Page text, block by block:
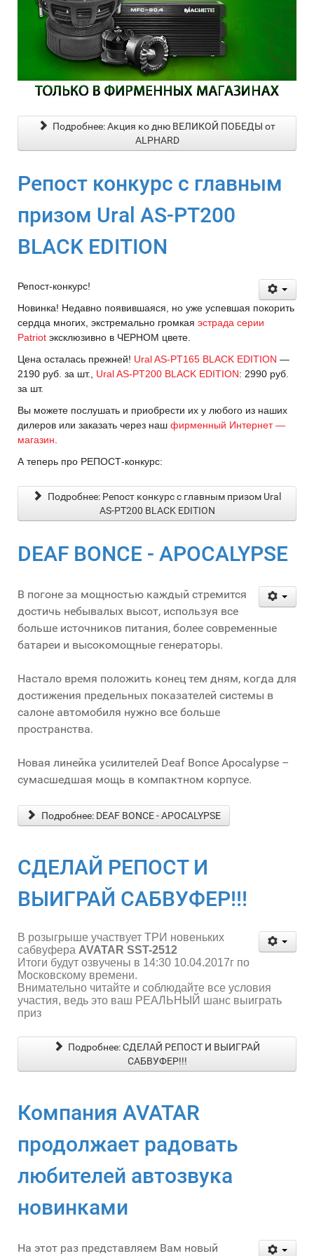
Подробнее: Акция ко дню ВЕЛИКОЙ ПОБЕДЫ от
ALPHARD
Репост конкурс с главным
призом Ural AS-PT200
BLACK EDITION
Репост-конкурс!
Новинка! Недавно появившаяся, но уже успевшая покорить
сердца многих, экстремально громкая эстрада серии
Patriot эксклюзивно в ЧЕРНОМ цвете.
Цена осталась прежней! Ural AS-PT165 BLACK EDITION —
2190 руб. за шт., Ural AS-PT200 BLACK EDITION: 2990 руб.
за шт.
Вы можете послушать и приобрести их у любого из наших
дилеров или заказать через наш фирменный Интернет —
магазин
А теперь про РЕПОСТ-конкурс:
Подробнее: Репост конкурс с главным призом Ural
AS-PT200 BLACK EDITION
DEAF BONCE - APOCALYPSE
В погоне за мощностью каждый стремится
достичь небывалых высот, используя все
больше источников питания, более современные
батареи и высокомощные генераторы.
Настало время положить конец тем дням, когда для
достижения предельных показателей системы в
салоне автомобиля нужно все больше
пространства.
Новая линейка усилителей Deaf Bonce Apocalypse –
сумаcшедшая мощь в компактном корпусе.
Подробнее: DEAF BONCE - APOCALYPSE
СДЕЛАЙ РЕПОСТ И
ВЫИГРАЙ САБВУФЕР!!!
В розыгрыше участвует ТРИ новеньких
сабвуфера AVATAR SST-2512
Итоги будут озвучены в 14:30 10.04.2017г по
Московскому времени.
Внимательно читайте и соблюдайте все условия
участия, ведь это ваш РЕАЛЬНЫЙ шанс выиграть
приз
Подробнее: СДЕЛАЙ РЕПОСТ И ВЫИГРАЙ
САБВУФЕР!!!
Компания AVATAR
продолжает радовать
любителей автозвука
новинками
На этот раз представляем Вам новый